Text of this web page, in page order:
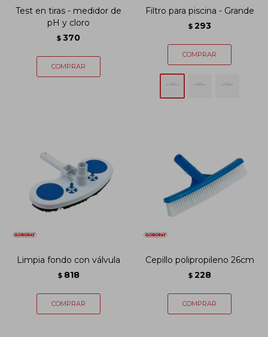
Test en tiras - medidor de
pH y cloro
$ 370
Filtro para piscina - Grande
$ 293
Limpia fondo con válvula
$ 818
Cepillo polipropileno 26cm
$ 228